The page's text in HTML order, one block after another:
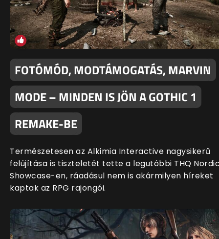
FOTÓMÓD, MODTÁMOGATÁS, MARVIN
MODE – MINDEN IS JÖN A GOTHIC 1
REMAKE-BE
Természetesen az Alkimia Interactive nagysikerű
felújítása is tiszteletét tette a legutóbbi THQ
Showcase-en, ráadásul nem is akármilyen híreket
kaptak az RPG rajongói.